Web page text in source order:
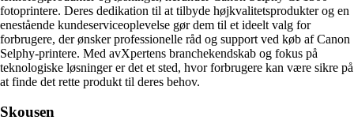
fotoprintere. Deres dedikation til at tilbyde højkvalitetsprodukter og en
enestående kundeserviceoplevelse gør dem til et ideelt valg for
forbrugere, der ønsker professionelle råd og support ved køb af Canon
Selphy-printere. Med avXpertens branchekendskab og fokus på
teknologiske løsninger er det et sted, hvor forbrugere kan være sikre på
at finde det rette produkt til deres behov.
Skousen